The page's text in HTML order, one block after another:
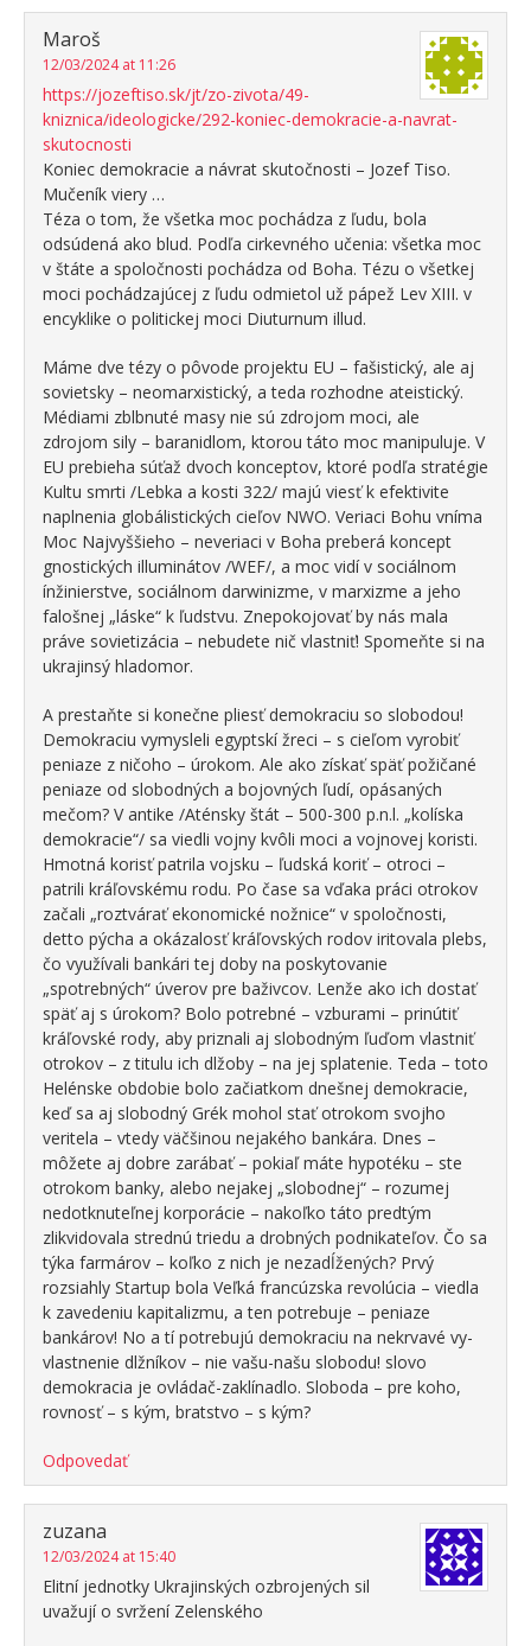
Maroš
12/03/2024 at 11:26
https://jozeftiso.sk/jt/zo-zivota/49-
kniznica/ideologicke/292-koniec-demokracie-a-navrat-
skutocnosti
Koniec demokracie a návrat skutočnosti – Jozef Tiso.
Mučeník viery …
Téza o tom, že všetka moc pochádza z ľudu, bola
odsúdená ako blud. Podľa cirkevného učenia: všetka moc
v štáte a spoločnosti pochádza od Boha. Tézu o všetkej
moci pochádzajúcej z ľudu odmietol už pápež Lev XIII. v
encyklike o politickej moci Diuturnum illud.
Máme dve tézy o pôvode projektu EU – fašistický, ale aj
sovietsky – neomarxistický, a teda rozhodne ateistický.
Médiami zblbnuté masy nie sú zdrojom moci, ale
zdrojom sily – baranidlom, ktorou táto moc manipuluje. V
EU prebieha súťaž dvoch konceptov, ktoré podľa stratégie
Kultu smrti /Lebka a kosti 322/ majú viesť k efektivite
naplnenia globálistických cieľov NWO. Veriaci Bohu vníma
Moc Najvyššieho – neveriaci v Boha preberá koncept
gnostických illuminátov /WEF/, a moc vidí v sociálnom
ínžinierstve, sociálnom darwinizme, v marxizme a jeho
falošnej „láske“ k ľudstvu. Znepokojovať by nás mala
práve sovietizácia – nebudete nič vlastniť! Spomeňte si na
ukrajinsý hladomor.
A prestaňte si konečne pliesť demokraciu so slobodou!
Demokraciu vymysleli egyptskí žreci – s cieľom vyrobiť
peniaze z ničoho – úrokom. Ale ako získať späť požičané
peniaze od slobodných a bojovných ľudí, opásaných
mečom? V antike /Aténsky štát – 500-300 p.n.l. „kolíska
demokracie“/ sa viedli vojny kvôli moci a vojnovej koristi.
Hmotná korisť patrila vojsku – ľudská koriť – otroci –
patrili kráľovskému rodu. Po čase sa vďaka práci otrokov
začali „roztvárať ekonomické nožnice“ v spoločnosti,
detto pýcha a okázalosť kráľovských rodov iritovala plebs,
čo využívali bankári tej doby na poskytovanie
„spotrebných“ úverov pre baživcov. Lenže ako ich dostať
späť aj s úrokom? Bolo potrebné – vzburami – prinútiť
kráľovské rody, aby priznali aj slobodným ľuďom vlastniť
otrokov – z titulu ich dlžoby – na jej splatenie. Teda – toto
Helénske obdobie bolo začiatkom dnešnej demokracie,
keď sa aj slobodný Grék mohol stať otrokom svojho
veritela – vtedy väčšinou nejakého bankára. Dnes –
môžete aj dobre zarábať – pokiaľ máte hypotéku – ste
otrokom banky, alebo nejakej „slobodnej“ – rozumej
nedotknuteľnej korporácie – nakoľko táto predtým
zlikvidovala strednú triedu a drobných podnikateľov. Čo sa
týka farmárov – koľko z nich je nezadĺžených? Prvý
rozsiahly Startup bola Veľká francúzska revolúcia – viedla
k zavedeniu kapitalizmu, a ten potrebuje – peniaze
bankárov! No a tí potrebujú demokraciu na nekrvavé vy-
vlastnenie dlžníkov – nie vašu-našu slobodu! slovo
demokracia je ovládač-zaklínadlo. Sloboda – pre koho,
rovnosť – s kým, bratstvo – s kým?
Odpovedať
zuzana
12/03/2024 at 15:40
Elitní jednotky Ukrajinských ozbrojených sil
uvažují o svržení Zelenského